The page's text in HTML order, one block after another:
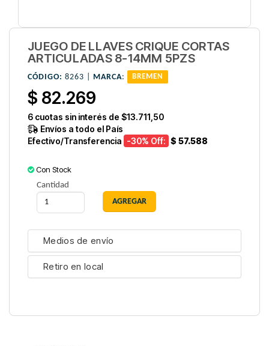
JUEGO DE LLAVES CRIQUE CORTAS
ARTICULADAS 8-14MM 5PZS
CÓDIGO: 8263 | MARCA: BREMEN
$ 82.269
6 cuotas sin interés de $13.711,50
Envíos a todo el País
Efectivo/Transferencia -30% Off: $ 57.588
Con Stock
Cantidad
Medios de envío
Retiro en local